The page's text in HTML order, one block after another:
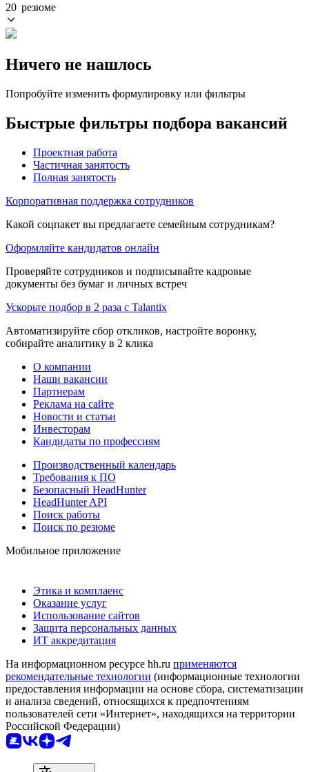
20 резюме
Ничего не нашлось
Попробуйте изменить формулировку или фильтры
Быстрые фильтры подбора вакансий
Проектная работа
Частичная занятость
Полная занятость
Корпоративная поддержка сотрудников
Какой соцпакет вы предлагаете семейным сотрудникам?
Оформляйте кандидатов онлайн
Проверяйте сотрудников и подписывайте кадровые
документы без бумаг и личных встреч
Ускорьте подбор в 2 раза с Talantix
Автоматизируйте сбор откликов, настройте воронку,
собирайте аналитику в 2 клика
О компании
Наши вакансии
Партнерам
Реклама на сайте
Новости и статьи
Инвесторам
Кандидаты по профессиям
Производственный календарь
Требования к ПО
Безопасный HeadHunter
HeadHunter API
Поиск работы
Поиск по резюме
Мобильное приложение
Этика и комплаенс
Оказание услуг
Использование сайтов
Защита персональных данных
ИТ аккредитация
На информационном ресурсе hh.ru применяются
рекомендательные технологии (информационные технологии
предоставления информации на основе сбора, систематизации
и анализа сведений, относящихся к предпочтениям
пользователей сети «Интернет», находящихся на территории
Российской Федерации)